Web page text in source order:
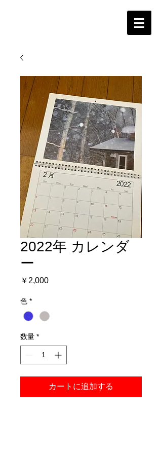
2022年 カレンダ
ー
￥2,000価
色 *
数量 *
カートに追加する